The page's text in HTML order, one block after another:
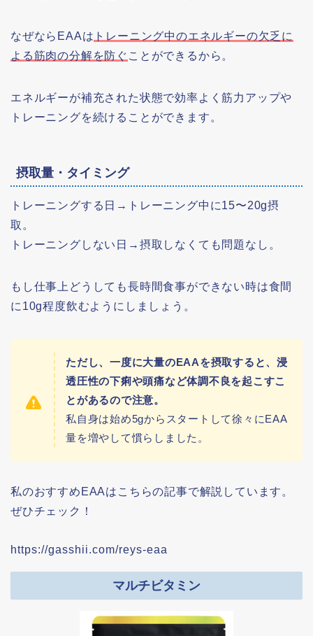
なぜならEAAは トレーニング中のエネルギーの欠乏に
よる筋肉の分解を防ぐ ことができるから。
エネルギーが補充された状態で効率よく筋力アップや
トレーニングを続けることができます。
摂取量・タイミング
トレーニングする日→トレーニング中に15〜20g摂
取。
トレーニングしない日→摂取しなくても問題なし。
もし仕事上どうしても長時間食事ができない時は食間
に10g程度飲むようにしましょう。
ただし、一度に大量のEAAを摂取すると、浸
透圧性の下痢や頭痛など体調不良を起こすこ
とがあるので注意。
私自身は始め5gからスタートして徐々にEAA
量を増やして慣らしました。
私のおすすめEAAはこちらの記事で解説しています。
ぜひチェック！
https://gasshii.com/reys-eaa
マルチビタミン